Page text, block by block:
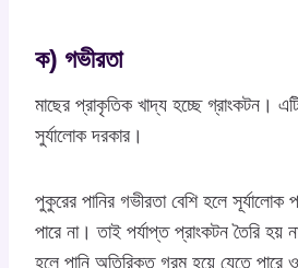
ক) গভীরতা
মাছের প্রাকৃতিক খাদ্য হচ্ছে গ্রাংকটন।
সুর্যালোক দরকার।
পুকুরের পানির গভীরতা বেশি হলে সূর্যালোক
পারে না। তাই পর্যাপ্ত প্রাংকটন তৈরি
হলে পানি অতিরিক্ত গরম হয়ে যেতে